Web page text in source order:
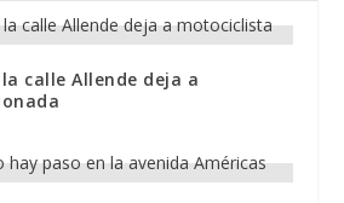
calle Allende deja a